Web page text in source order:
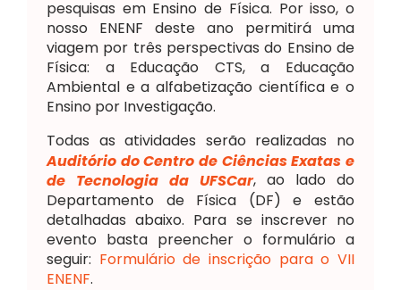
pesquisas em Ensino de Física. Por isso, o
nosso ENENF deste ano permitirá uma
viagem por três perspectivas do Ensino de
Física: a Educação CTS, a Educação
Ambiental e a alfabetização científica e o
Ensino por Investigação.
Todas as atividades serão realizadas no
Auditório do Centro de Ciências Exatas e
de Tecnologia da UFSCar, ao lado do
Departamento de Física (DF) e estão
detalhadas abaixo. Para se inscrever no
evento basta preencher o formulário a
seguir: Formulário de inscrição para o VII
ENENF.